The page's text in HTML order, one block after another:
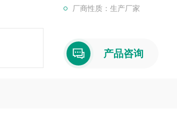
厂商性质：生产厂家
产品咨询